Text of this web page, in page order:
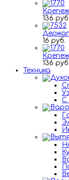
136 руб.
16 руб.
136 руб.
Техника
С